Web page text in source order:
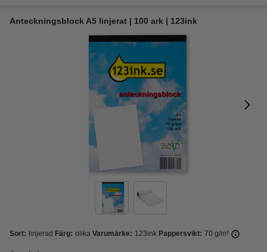
Anteckningsblock A5 linjerat | 100 ark | 123ink
Sort: linjerad Färg: olika Varumärke: 123ink Pappersvikt: 70 g/m²